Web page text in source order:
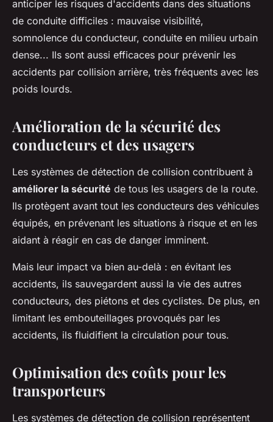
anticiper les risques d'accidents dans des situations
de conduite difficiles : mauvaise visibilité,
somnolence du conducteur, conduite en milieu urbain
dense... Ils sont aussi efficaces pour prévenir les
accidents par collision arrière, très fréquents avec les
poids lourds.
Amélioration de la sécurité des
conducteurs et des usagers
Les systèmes de détection de collision contribuent à
améliorer la sécurité de tous les usagers de la route.
Ils protègent avant tout les conducteurs des véhicules
équipés, en prévenant les situations à risque et en les
aidant à réagir en cas de danger imminent.
Mais leur impact va bien au-delà : en évitant les
accidents, ils sauvegardent aussi la vie des autres
conducteurs, des piétons et des cyclistes. De plus, en
limitant les embouteillages provoqués par les
accidents, ils fluidifient la circulation pour tous.
Optimisation des coûts pour les
transporteurs
Les systèmes de détection de collision représentent